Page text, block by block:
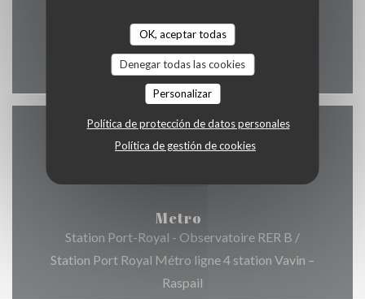
OK, aceptar todas
Denegar todas las cookies
Personalizar
Política de protección de datos personales
Política de gestión de cookies
12:00 - 00:00
Acceso
Metro
Station Port-Royal - Observatoire RER B /
Station Port Royal Métro ligne 4 station Vavin –
Raspail